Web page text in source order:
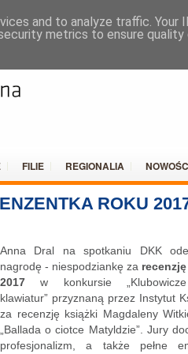
FILIE REGIONALIA
ROKU
Anna Dral na spotkaniu DKK
nagrodę - niespodziankę za
2017 w konkursie
klawiatur” przyznaną przez Instytut
za recenzję książki Magdaleny
„Ballada o ciotce Matyldzie”. Jury
profesjonalizm, a także pełne
and to analyze traffic. Your
metrics to ensure